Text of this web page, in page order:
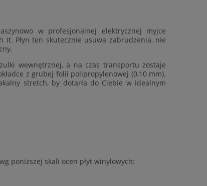
w profesjonalnej elektrycznej myjce
It. Płyn ten skutecznie usuwa zabrudzenia, nie
wewnętrznej, a na czas transportu zostaje
z grubej folii polipropylenowej (0,10 mm).
stretch, by dotarła do Ciebie w idealnym
poniższej skali ocen płyt winylowych: